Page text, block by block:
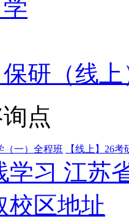
研（线
点
（一）全程班 【线上】26
学习 江苏
校区地址